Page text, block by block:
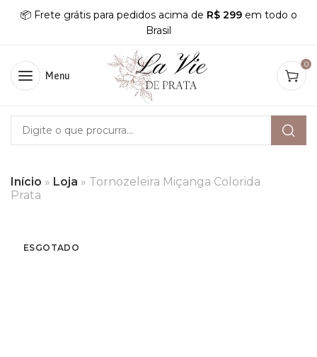
📦 Frete grátis para pedidos acima de R$ 299 em todo o
Brasil
Menu
0
Início » Loja » Tornozeleira Miçanga Colorida
Prata
ESGOTADO